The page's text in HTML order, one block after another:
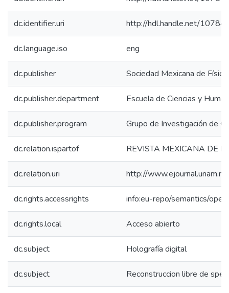
dc.identifier.uri http://hdl.handle.net/
dc.language.iso eng
dc.publisher Sociedad Mexicana de Física
dc.publisher.department Escuela de Ciencias y
dc.publisher.program Grupo de Investigación de
dc.relation.ispartof REVISTA MEXICANA DE
dc.relation.uri http://
dc.rights.accessrights info:eu-repo/semantics/
dc.rights.local Acceso abierto
dc.subject Holografía digital
dc.subject Reconstruccion libre de